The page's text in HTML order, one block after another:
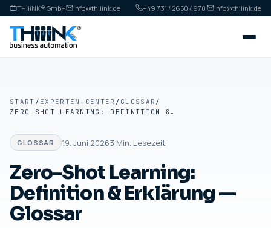
THiiiNK® GmbH info@thiiink.de +49 731 / 2650 4970· info@thiiink.de
START / EXPERTEN-CENTER / GLOSSAR /
ZERO-SHOT LEARNING: DEFINITION & ERKLÄRUNG — GLOSSAR
GLOSSAR 19. Juni 20263 Min. Lesezeit
Zero-Shot Learning:
Definition & Erklärung —
Glossar